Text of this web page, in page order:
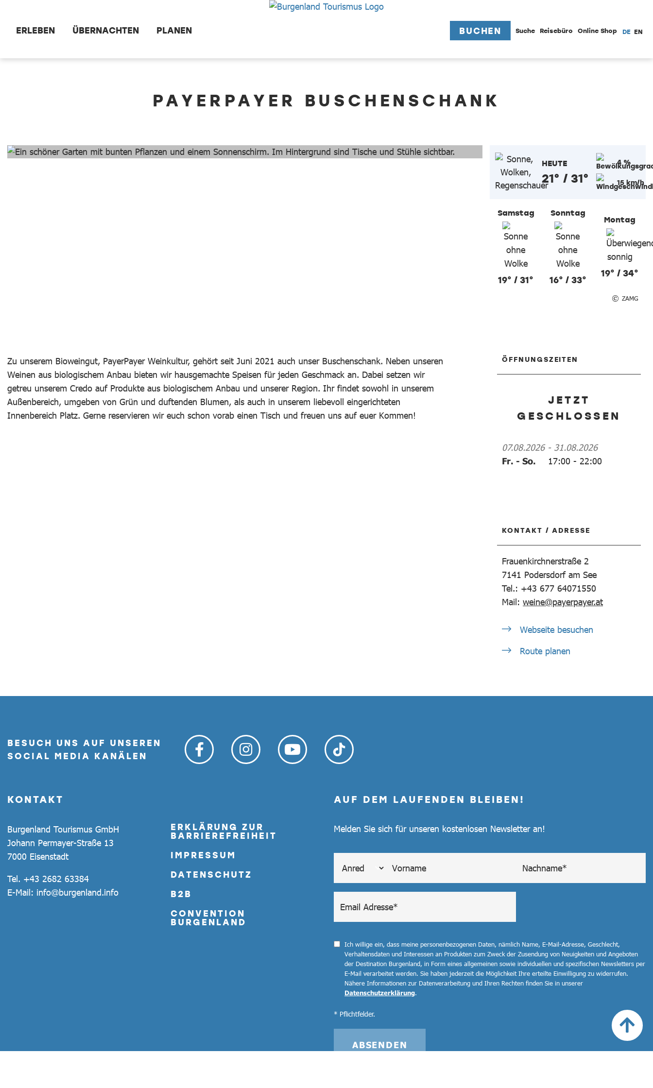
ERLEBEN ÜBERNACHTEN PLANEN BUCHEN Suche Reisebüro Online Shop DE EN
PAYERPAYER BUSCHENSCHANK
HEUTE
21° / 31°
4 %
15 km/h
Samstag
19° / 31°
Sonntag
16° / 33°
Montag
19° / 34°
ZAMG
Zu unserem Bioweingut, PayerPayer Weinkultur, gehört seit Juni 2021 auch unser Buschenschank. Neben unseren
Weinen aus biologischem Anbau bieten wir hausgemachte Speisen für jeden Geschmack an. Dabei setzen wir
getreu unserem Credo auf Produkte aus biologischem Anbau und unserer Region. Ihr findet sowohl in unserem
Außenbereich, umgeben von Grün und duftenden Blumen, als auch in unserem liebevoll eingerichteten
Innenbereich Platz. Gerne reservieren wir euch schon vorab einen Tisch und freuen uns auf euer Kommen!
ÖFFNUNGSZEITEN
JETZT
GESCHLOSSEN
07.08.2026- 31.08.2026
Fr. - So.
17:00 - 22:00
KONTAKT / ADRESSE
Frauenkirchnerstraße 2
7141 Podersdorf am See
Tel.: +43 677 64071550
Mail: weine@payerpayer.at
Webseite besuchen
Route planen
BESUCH UNS AUF UNSEREN
SOCIAL MEDIA KANÄLEN
KONTAKT
Burgenland Tourismus GmbH
Johann Permayer-Straße 13
7000 Eisenstadt
Tel. +43 2682 63384
E-Mail: info@burgenland.info
ERKLÄRUNG ZUR
BARRIEREFREIHEIT
IMPRESSUM
DATENSCHUTZ
B2B
CONVENTION
BURGENLAND
AUF DEM LAUFENDEN BLEIBEN!
Melden Sie sich für unseren kostenlosen Newsletter an!
Ich willige ein, dass meine personenbezogenen Daten, nämlich Name, E-Mail-Adresse, Geschlecht,
Verhaltensdaten und Interessen an Produkten zum Zweck der Zusendung von Neuigkeiten und Angeboten
der Destination Burgenland, in Form eines allgemeinen sowie individuellen und spezifischen Newsletters per
E-Mail verarbeitet werden. Sie haben jederzeit die Möglichkeit Ihre erteilte Einwilligung zu widerrufen.
Nähere Informationen zur Datenverarbeitung und Ihren Rechten finden Sie in unserer
Datenschutzerklärung.
* Pflichtfelder.
ABSENDEN